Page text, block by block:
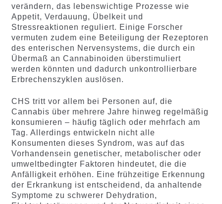
verändern, das lebenswichtige Prozesse wie
Appetit, Verdauung, Übelkeit und
Stressreaktionen reguliert. Einige Forscher
vermuten zudem eine Beteiligung der Rezeptoren
des enterischen Nervensystems, die durch ein
Übermaß an Cannabinoiden überstimuliert
werden könnten und dadurch unkontrollierbare
Erbrechenszyklen auslösen.
CHS tritt vor allem bei Personen auf, die
Cannabis über mehrere Jahre hinweg regelmäßig
konsumieren – häufig täglich oder mehrfach am
Tag. Allerdings entwickeln nicht alle
Konsumenten dieses Syndrom, was auf das
Vorhandensein genetischer, metabolischer oder
umweltbedingter Faktoren hindeutet, die die
Anfälligkeit erhöhen. Eine frühzeitige Erkennung
der Erkrankung ist entscheidend, da anhaltende
Symptome zu schwerer Dehydration,